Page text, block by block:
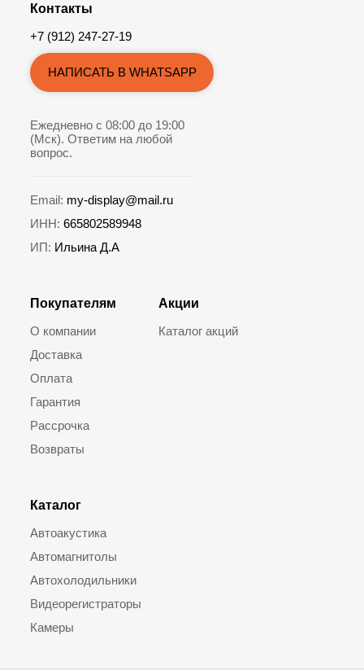
Покупателям
О компании
Доставка
Оплата
Гарантия
Рассрочка
Возвраты
Каталог
Автоакустика
Автомагнитолы
Автохолодильники
Видеорегистраторы
Камеры
Акции
Каталог акций
Контакты
+7 (912) 247-27-19
НАПИСАТЬ В WHATSAPP
Ежедневно с 08:00 до 19:00
(Мск). Ответим на любой
вопрос.
Email: my-display@mail.ru
ИНН: 665802589948
ИП: Ильина Д.А